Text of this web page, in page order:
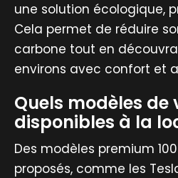
une solution écologique,
Cela permet de réduire
carbone tout en
environs avec confort et
Quels modèles de
disponibles à la
Des modèles premium
proposés, comme les